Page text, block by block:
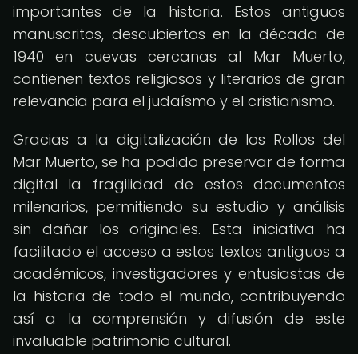
importantes de la historia. Estos antiguos
manuscritos, descubiertos en la década de
1940 en cuevas cercanas al Mar Muerto,
contienen textos religiosos y literarios de gran
relevancia para el judaísmo y el cristianismo.
Gracias a la digitalización de los Rollos del
Mar Muerto, se ha podido preservar de forma
digital la fragilidad de estos documentos
milenarios, permitiendo su estudio y análisis
sin dañar los originales. Esta iniciativa ha
facilitado el acceso a estos textos antiguos a
académicos, investigadores y entusiastas de
la historia de todo el mundo, contribuyendo
así a la comprensión y difusión de este
invaluable patrimonio cultural.